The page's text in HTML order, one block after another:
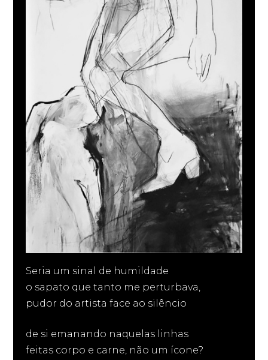
Seria um sinal de humildade
o sapato que tanto me perturbava,
pudor do artista face ao silêncio
de si emanando naquelas linhas
feitas corpo e carne, não um ícone?